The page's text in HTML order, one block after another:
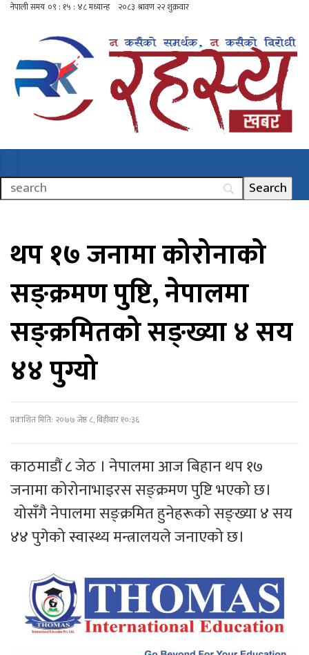
थप १७ जनामा कोरोनाको
सङ्क्रमण पुष्टि, नेपालमा
सङ्क्रमितको सङ्ख्या ४ सय
४४ पुग्यो
प्रकाशित मिति: २०७७ जेष्ठ ८, बिहीबार १०:३६
काठमाडौं ८ जेठ । नेपालमा आज बिहान थप १७
जनामा कोरोनाभाइरस सङ्क्रमण पुष्टि भएको छ।
योसँगै नेपालमा सङ्क्रमित हुनेहरूको सङ्ख्या ४ सय
४४ पुगेको स्वास्थ्य मन्त्रालयले जनाएको छ।